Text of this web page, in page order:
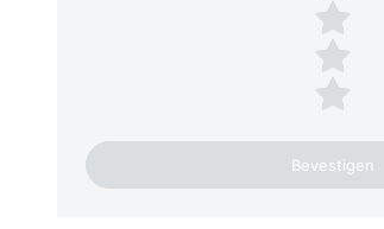
3 sterren
2 sterren
1 ster